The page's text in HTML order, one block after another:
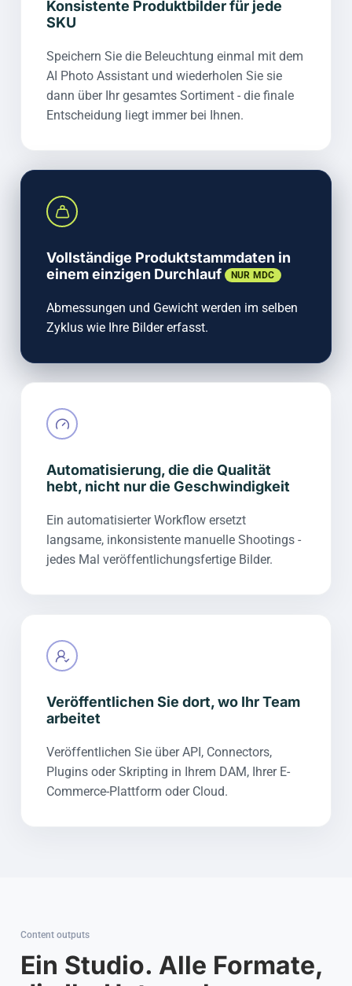
Konsistente Produktbilder für jede
SKU
Speichern Sie die Beleuchtung einmal mit dem
AI Photo Assistant und wiederholen Sie sie
dann über Ihr gesamtes Sortiment - die finale
Entscheidung liegt immer bei Ihnen.
Vollständige Produktstammdaten in
einem einzigen Durchlauf
NUR MDC
Abmessungen und Gewicht werden im selben
Zyklus wie Ihre Bilder erfasst.
Automatisierung, die die Qualität
hebt, nicht nur die Geschwindigkeit
Ein automatisierter Workflow ersetzt
langsame, inkonsistente manuelle Shootings -
jedes Mal veröffentlichungsfertige Bilder.
Veröffentlichen Sie dort, wo Ihr Team
arbeitet
Veröffentlichen Sie über API, Connectors,
Plugins oder Skripting in Ihrem DAM, Ihrer E-
Commerce-Plattform oder Cloud.
Content outputs
Ein Studio. Alle Formate,